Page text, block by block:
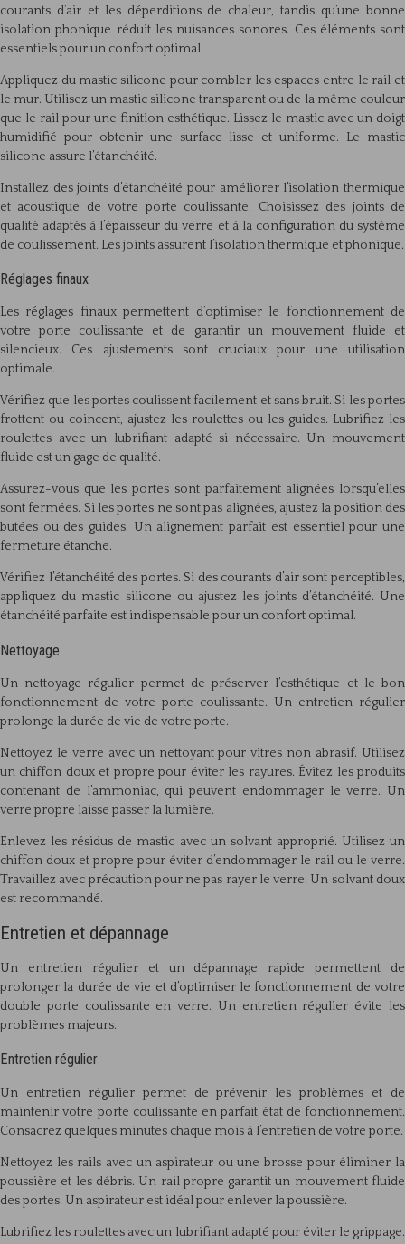
courants d’air et les déperditions de chaleur, tandis qu’une bonne
isolation phonique réduit les nuisances sonores. Ces éléments sont
essentiels pour un confort optimal.
Appliquez du mastic silicone pour combler les espaces entre le rail et
le mur. Utilisez un mastic silicone transparent ou de la même couleur
que le rail pour une finition esthétique. Lissez le mastic avec un doigt
humidifié pour obtenir une surface lisse et uniforme. Le mastic
silicone assure l’étanchéité.
Installez des joints d’étanchéité pour améliorer l’isolation thermique
et acoustique de votre porte coulissante. Choisissez des joints de
qualité adaptés à l’épaisseur du verre et à la configuration du système
de coulissement. Les joints assurent l’isolation thermique et phonique.
Réglages finaux
Les réglages finaux permettent d’optimiser le fonctionnement de
votre porte coulissante et de garantir un mouvement fluide et
silencieux. Ces ajustements sont cruciaux pour une utilisation
optimale.
Vérifiez que les portes coulissent facilement et sans bruit. Si les portes
frottent ou coincent, ajustez les roulettes ou les guides. Lubrifiez les
roulettes avec un lubrifiant adapté si nécessaire. Un mouvement
fluide est un gage de qualité.
Assurez-vous que les portes sont parfaitement alignées lorsqu’elles
sont fermées. Si les portes ne sont pas alignées, ajustez la position des
butées ou des guides. Un alignement parfait est essentiel pour une
fermeture étanche.
Vérifiez l’étanchéité des portes. Si des courants d’air sont perceptibles,
appliquez du mastic silicone ou ajustez les joints d’étanchéité. Une
étanchéité parfaite est indispensable pour un confort optimal.
Nettoyage
Un nettoyage régulier permet de préserver l’esthétique et le bon
fonctionnement de votre porte coulissante. Un entretien régulier
prolonge la durée de vie de votre porte.
Nettoyez le verre avec un nettoyant pour vitres non abrasif. Utilisez
un chiffon doux et propre pour éviter les rayures. Évitez les produits
contenant de l’ammoniac, qui peuvent endommager le verre. Un
verre propre laisse passer la lumière.
Enlevez les résidus de mastic avec un solvant approprié. Utilisez un
chiffon doux et propre pour éviter d’endommager le rail ou le verre.
Travaillez avec précaution pour ne pas rayer le verre. Un solvant doux
est recommandé.
Entretien et dépannage
Un entretien régulier et un dépannage rapide permettent de
prolonger la durée de vie et d’optimiser le fonctionnement de votre
double porte coulissante en verre. Un entretien régulier évite les
problèmes majeurs.
Entretien régulier
Un entretien régulier permet de prévenir les problèmes et de
maintenir votre porte coulissante en parfait état de fonctionnement.
Consacrez quelques minutes chaque mois à l’entretien de votre porte.
Nettoyez les rails avec un aspirateur ou une brosse pour éliminer la
poussière et les débris. Un rail propre garantit un mouvement fluide
des portes. Un aspirateur est idéal pour enlever la poussière.
Lubrifiez les roulettes avec un lubrifiant adapté pour éviter le grippage.